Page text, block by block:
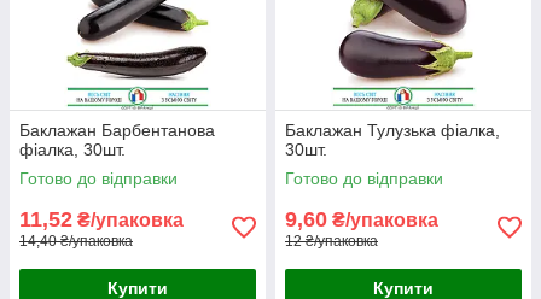
Баклажан Барбентанова
фіалка, 30шт.
Готово до відправки
11,52 ₴/упаковка
14,40 ₴/упаковка
Купити
Баклажан Тулузька фіалка,
30шт.
Готово до відправки
9,60 ₴/упаковка
12 ₴/упаковка
Купити